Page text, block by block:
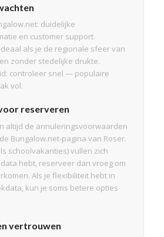
duidelijke
en customer support.
als je de regionale sfeer van
zonder stedelijke drukte.
controleer snel — populaire
vol.
reserveren
altijd de annuleringsvoorwaarden
Bungalow.net-pagina van Roser.
schoolvakanties) vullen zich
hebt, reserveer dan vroeg om
Als je flexibiliteit hebt in
kun je soms betere opties
vertrouwen